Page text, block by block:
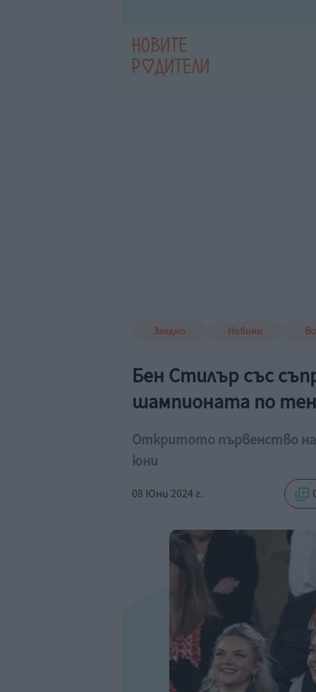
Заедно Новини
Бен Стилър със
шампионата по
Откритото първенство
юни
08 Юни 2024 г.